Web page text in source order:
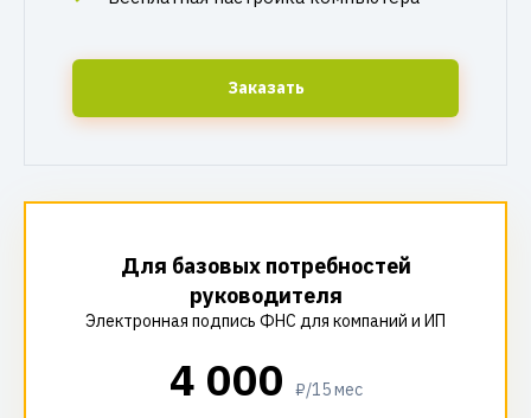
Заказать
Для базовых потребностей
руководителя
Электронная подпись ФНС для компаний и ИП
4 000 ₽/15 мес